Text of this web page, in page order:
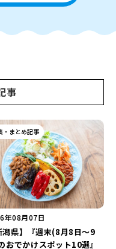
事
・まとめ記事
年08月07日
潟県】『週末(8月8日～9
おでかけスポット10選』